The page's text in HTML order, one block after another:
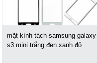
mặt kính tách samsung galaxy
s3 mini trắng đen xanh đỏ